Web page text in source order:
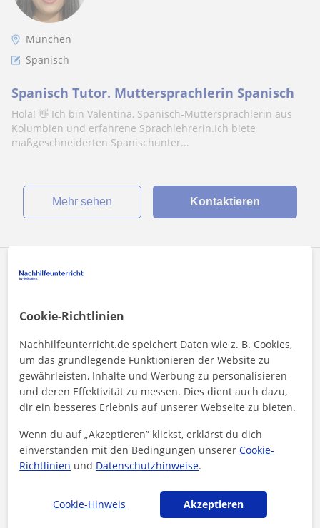
München
Spanisch
Spanisch Tutor. Muttersprachlerin Spanisch
Hola! 👋 Ich bin Valentina, Spanisch-Muttersprachlerin aus
Kolumbien und erfahrene Sprachlehrerin.Ich biete
maßgeschneiderten Spanischunter...
Mehr sehen Kontaktieren
Kirchseeon, Markt
Englisch
Englisch Übersetzer und Tutor für alle
Altersgruppen
"Englisch Übersetzer und Tutor für alle Altersgruppen - ich
biete individuell angepassten Englischunterricht an. Ich
Cookie-Richtlinien
Nachhilfeunterricht.de speichert Daten wie z. B. Cookies,
um das grundlegende Funktionieren der Website zu
gewährleisten, Inhalte und Werbung zu personalisieren
und deren Effektivität zu messen. Dies dient auch dazu,
dir ein besseres Erlebnis auf unserer Webseite zu bieten.
Wenn du auf „Akzeptieren” klickst, erklärst du dich
einverstanden mit den Bedingungen unsererCookie-
Richtlinien und Datenschutzhinweise.
Cookie-Hinweis Akzeptieren